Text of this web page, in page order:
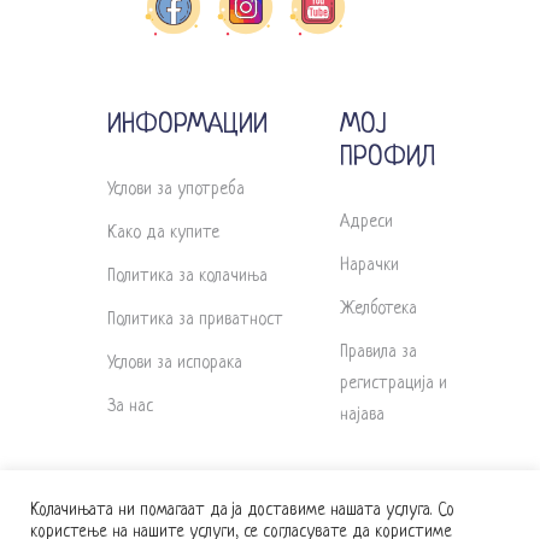
ИНФОРМАЦИИ
Услови за употреба
Како да купите
Политика за колачиња
Политика за приватност
Услови за испорака
За нас
МОЈ
ПРОФИЛ
Адреси
Нарачки
Желботека
Правила за
регистрација и
најава
Колачињата ни помагаат да ја доставиме нашата услуга. Со
користење на нашите услуги, се согласувате да користиме